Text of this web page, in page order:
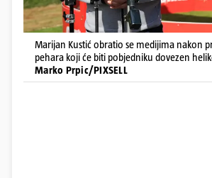
Marijan Kustić obratio se medijima nakon
pehara koji će biti pobjedniku dovezen
Marko Prpic/PIXSELL